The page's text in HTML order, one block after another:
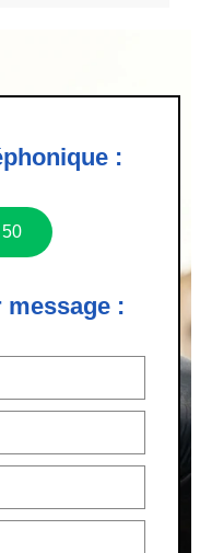
:
message :